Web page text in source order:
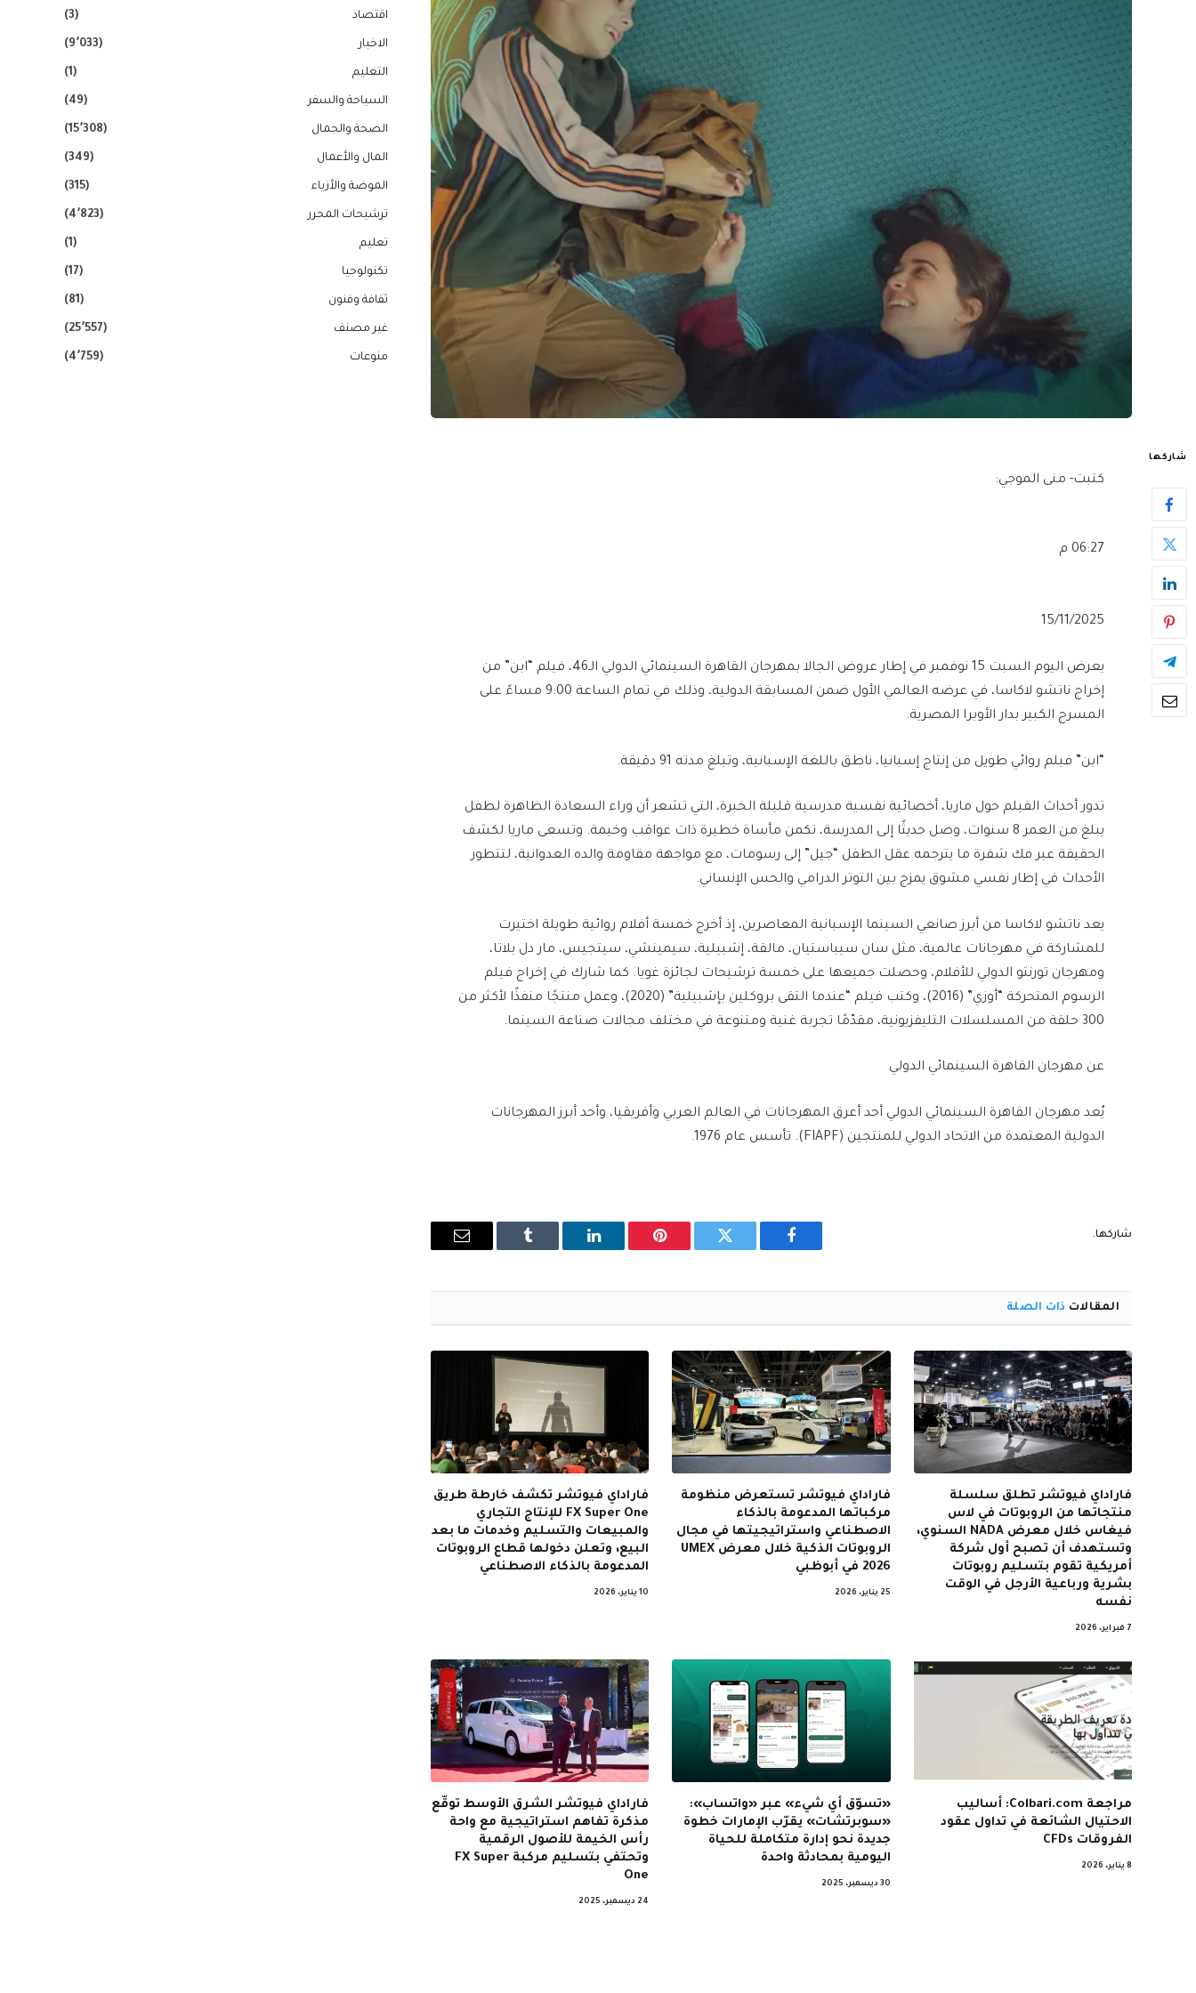
شاركها
كتبت- منى الموجي:
06:27 م
15/11/2025
يعرض اليوم السبت 15 نوفمبر في إطار عروض الجالا بمهرجان القاهرة السينمائي الدولي الـ46، فيلم “ابن” من
إخراج ناتشو لاكاسا، في عرضه العالمي الأول ضمن المسابقة الدولية، وذلك في تمام الساعة 9:00 مساءً على
المسرح الكبير بدار الأوبرا المصرية.
“ابن” فيلم روائي طويل من إنتاج إسبانيا، ناطق باللغة الإسبانية، وتبلغ مدته 91 دقيقة.
تدور أحداث الفيلم حول ماريا، أخصائية نفسية مدرسية قليلة الخبرة، التي تشعر أن وراء السعادة الظاهرة لطفل
يبلغ من العمر 8 سنوات، وصل حديثًا إلى المدرسة، تكمن مأساة خطيرة ذات عواقب وخيمة. وتسعى ماريا لكشف
الحقيقة عبر فك شفرة ما يترجمه عقل الطفل “جيل” إلى رسومات، مع مواجهة مقاومة والده العدوانية، لتتطور
الأحداث في إطار نفسي مشوق يمزج بين التوتر الدرامي والحس الإنساني.
يعد ناتشو لاكاسا من أبرز صانعي السينما الإسبانية المعاصرين، إذ أخرج خمسة أفلام روائية طويلة اختيرت
للمشاركة في مهرجانات عالمية، مثل سان سيباستيان، مالقة، إشبيلية، سيمينشي، سيتجيس، مار دل بلاتا،
ومهرجان تورنتو الدولي للأفلام، وحصلت جميعها على خمسة ترشيحات لجائزة غويا. كما شارك في إخراج فيلم
الرسوم المتحركة “أوزي” (2016)، وكتب فيلم “عندما التقى بروكلين بإشبيلية” (2020)، وعمل منتجًا منفذًا لأكثر من
300 حلقة من المسلسلات التليفزيونية، مقدّمًا تجربة غنية ومتنوعة في مختلف مجالات صناعة السينما.
عن مهرجان القاهرة السينمائي الدولي
يُعد مهرجان القاهرة السينمائي الدولي أحد أعرق المهرجانات في العالم العربي وأفريقيا، وأحد أبرز المهرجانات
الدولية المعتمدة من الاتحاد الدولي للمنتجين (FIAPF). تأسس عام 1976.
شاركها.
فيسبوك تويتر بينتيريستلينكدإن Tumblr
البريد
المقالات ذات الصلة
فاراداي فيوتشر تطلق سلسلة
منتجاتها من الروبوتات في لاس
فيغاس خلال معرض NADA السنوي،
وتستهدف أن تصبح أول شركة
أمريكية تقوم بتسليم روبوتات
بشرية ورباعية الأرجل في الوقت
نفسه
7 فبراير، 2026
فاراداي فيوتشر تستعرض منظومة
مركباتها المدعومة بالذكاء
الاصطناعي واستراتيجيتها في مجال
الروبوتات الذكية خلال معرض UMEX
2026 في أبوظبي
25 يناير، 2026
فاراداي فيوتشر تكشف خارطة طريق
FX Super One للإنتاج التجاري
والمبيعات والتسليم وخدمات ما بعد
البيع، وتعلن دخولها قطاع الروبوتات
المدعومة بالذكاء الاصطناعي
10 يناير، 2026
مراجعة Colbari.com: أساليب
الاحتيال الشائعة في تداول عقود
الفروقات CFDs
8 يناير، 2026
«تسوّق أي شيء» عبر «واتساب»:
«سوبرتشات» يقرّب الإمارات خطوة
جديدة نحو إدارة متكاملة للحياة
اليومية بمحادثة واحدة
30 ديسمبر، 2025
فاراداي فيوتشر الشرق الأوسط توقّع
مذكرة تفاهم استراتيجية مع واحة
رأس الخيمة للأصول الرقمية
وتحتفي بتسليم مركبة FX Super
One
24 ديسمبر، 2025
اقتصاد (3)
الاخبار (9٬033)
التعليم (1)
السياحة والسفر (49)
الصحة والجمال (15٬308)
المال والأعمال (349)
الموضة والأزياء (315)
ترشيحات المحرر (4٬823)
تعليم (1)
تكنولوجيا (17)
ثقافة وفنون (81)
غير مصنف (25٬557)
منوعات (4٬759)